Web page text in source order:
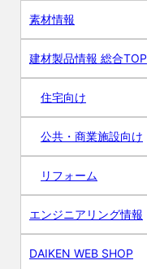
素材情報
建材製品情報 総合TOP
住宅向け
公共・商業施設向け
リフォーム
エンジニアリング情報
DAIKEN WEB SHOP